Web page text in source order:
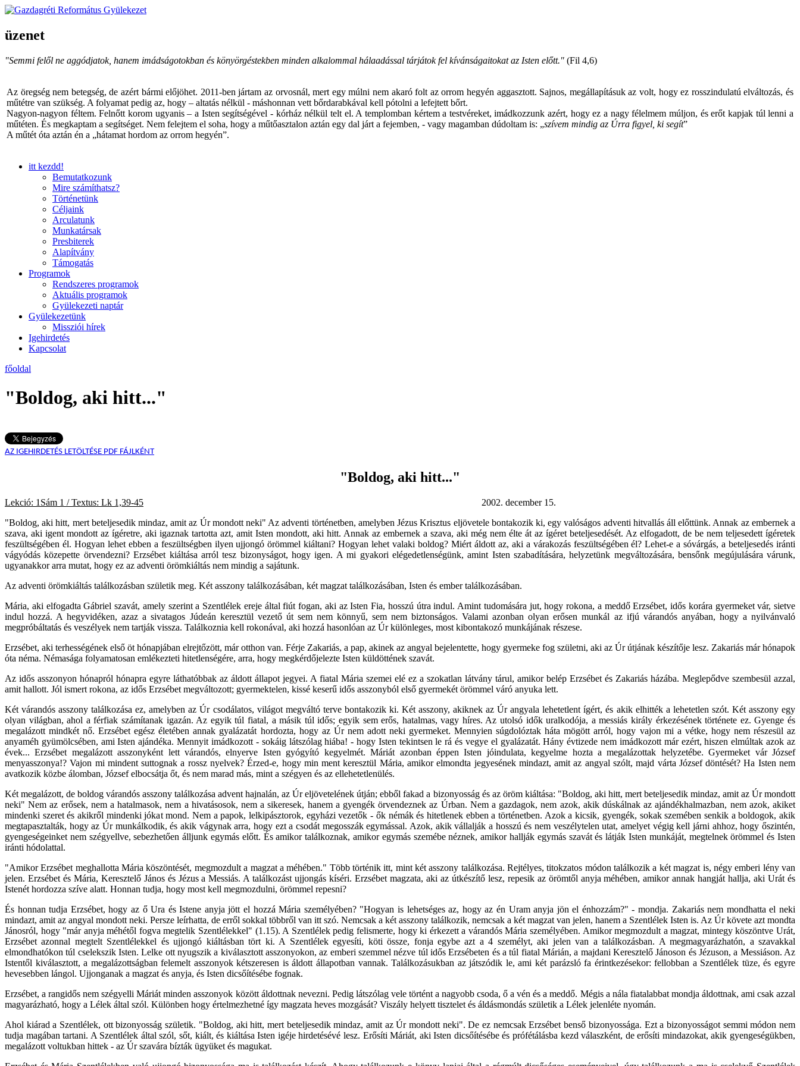
üzenet
"Semmi felől ne aggódjatok, hanem imádságotokban és könyörgéstekben minden alkalommal hálaadással tárjátok fel kívánságaitokat az Isten előtt." (Fil 4,6)
Az öregség nem betegség, de azért bármi előjöhet. 2011-ben jártam az orvosnál, mert egy múlni nem akaró folt az orrom hegyén aggasztott. Sajnos, megállapításuk az volt, hogy ez rosszindulatú elváltozás, és
műtétre van szükség. A folyamat pedig az, hogy – altatás nélkül - máshonnan vett bőrdarabkával kell pótolni a lefejtett bőrt.
Nagyon-nagyon féltem. Felnőtt korom ugyanis – a Isten segítségével - kórház nélkül telt el. A templomban kértem a testvéreket, imádkozzunk azért, hogy ez a nagy félelmem múljon, és erőt kapjak túl lenni a
műtéten. És megkaptam a segítséget. Nem felejtem el soha, hogy a műtőasztalon aztán egy dal járt a fejemben, - vagy magamban dúdoltam is: „szívem mindig az Úrra figyel, ki segít”
A műtét óta aztán én a „hátamat hordom az orrom hegyén”.
itt kezdd!
Bemutatkozunk
Mire számíthatsz?
Történetünk
Céljaink
Arculatunk
Munkatársak
Presbiterek
Alapítvány
Támogatás
Programok
Rendszeres programok
Aktuális programok
Gyülekezeti naptár
Gyülekezetünk
Missziói hírek
Igehirdetés
Kapcsolat
főoldal
"Boldog, aki hitt..."
AZ IGEHIRDETÉS LETÖLTÉSE PDF FÁJLKÉNT
"Boldog, aki hitt..."
Lekció: 1Sám 1 / Textus: Lk 1,39-45 2002. december 15.
"Boldog, aki hitt, mert beteljesedik mindaz, amit az Úr mondott neki" Az adventi történetben, amelyben Jézus Krisztus eljövetele bontakozik ki, egy valóságos adventi hitvallás áll előttünk. Annak az embernek a
szava, aki igent mondott az ígéretre, aki igaznak tartotta azt, amit Isten mondott, aki hitt. Annak az embernek a szava, aki még nem élte át az ígéret beteljesedését. Az elfogadott, de be nem teljesedett ígéretek
feszültségében él. Hogyan lehet ebben a feszültségben ilyen ujjongó örömmel kiáltani? Hogyan lehet valaki boldog? Miért áldott az, aki a várakozás feszültségében él? Lehet-e a sóvárgás, a beteljesedés iránti
vágyódás közepette örvendezni? Erzsébet kiáltása arról tesz bizonyságot, hogy igen. A mi gyakori elégedetlenségünk, amint Isten szabadítására, helyzetünk megváltozására, bensőnk megújulására várunk,
ugyanakkor arra mutat, hogy ez az adventi örömkiáltás nem mindig a sajátunk.
Az adventi örömkiáltás találkozásban születik meg. Két asszony találkozásában, két magzat találkozásában, Isten és ember találkozásában.
Mária, aki elfogadta Gábriel szavát, amely szerint a Szentlélek ereje által fiút fogan, aki az Isten Fia, hosszú útra indul. Amint tudomására jut, hogy rokona, a meddő Erzsébet, idős korára gyermeket vár, sietve
indul hozzá. A hegyvidéken, azaz a sivatagos Júdeán keresztül vezető út sem nem könnyű, sem nem biztonságos. Valami azonban olyan erősen munkál az ifjú várandós anyában, hogy a nyilvánvaló
megpróbáltatás és veszélyek nem tartják vissza. Találkoznia kell rokonával, aki hozzá hasonlóan az Úr különleges, most kibontakozó munkájának részese.
Erzsébet, aki terhességének első öt hónapjában elrejtőzött, már otthon van. Férje Zakariás, a pap, akinek az angyal bejelentette, hogy gyermeke fog születni, aki az Úr útjának készítője lesz. Zakariás már hónapok
óta néma. Némasága folyamatosan emlékezteti hitetlenségére, arra, hogy megkérdőjelezte Isten küldöttének szavát.
Az idős asszonyon hónapról hónapra egyre láthatóbbak az áldott állapot jegyei. A fiatal Mária szemei elé ez a szokatlan látvány tárul, amikor belép Erzsébet és Zakariás házába. Meglepődve szembesül azzal,
amit hallott. Jól ismert rokona, az idős Erzsébet megváltozott; gyermektelen, kissé keserű idős asszonyból első gyermekét örömmel váró anyuka lett.
Két várandós asszony találkozása ez, amelyben az Úr csodálatos, világot megváltó terve bontakozik ki. Két asszony, akiknek az Úr angyala lehetetlent ígért, és akik elhitték a lehetetlen szót. Két asszony egy
olyan világban, ahol a férfiak számítanak igazán. Az egyik túl fiatal, a másik túl idős; egyik sem erős, hatalmas, vagy híres. Az utolsó idők uralkodója, a messiás király érkezésének története ez. Gyenge és
megalázott mindkét nő. Erzsébet egész életében annak gyalázatát hordozta, hogy az Úr nem adott neki gyermeket. Mennyien súgdolóztak háta mögött arról, hogy vajon mi a vétke, hogy nem részesül az
anyaméh gyümölcsében, ami Isten ajándéka. Mennyit imádkozott - sokáig látszólag hiába! - hogy Isten tekintsen le rá és vegye el gyalázatát. Hány évtizede nem imádkozott már ezért, hiszen elmúltak azok az
évek... Erzsébet megalázott asszonyként lett várandós, elnyerve Isten gyógyító kegyelmét. Máriát azonban éppen Isten jóindulata, kegyelme hozta a megalázottak helyzetébe. Gyermeket vár József
menyasszonya!? Vajon mi mindent suttognak a rossz nyelvek? Érzed-e, hogy min ment keresztül Mária, amikor elmondta jegyesének mindazt, amit az angyal szólt, majd várta József döntését? Ha Isten nem
avatkozik közbe álomban, József elbocsátja őt, és nem marad más, mint a szégyen és az ellehetetlenülés.
Két megalázott, de boldog várandós asszony találkozása advent hajnalán, az Úr eljövetelének útján; ebből fakad a bizonyosság és az öröm kiáltása: "Boldog, aki hitt, mert beteljesedik mindaz, amit az Úr mondott
neki" Nem az erősek, nem a hatalmasok, nem a hivatásosok, nem a sikeresek, hanem a gyengék örvendeznek az Úrban. Nem a gazdagok, nem azok, akik dúskálnak az ajándékhalmazban, nem azok, akiket
mindenki szeret és akikről mindenki jókat mond. Nem a papok, lelkipásztorok, egyházi vezetők - ők némák és hitetlenek ebben a történetben. Azok a kicsik, gyengék, sokak szemében senkik a boldogok, akik
megtapasztalták, hogy az Úr munkálkodik, és akik vágynak arra, hogy ezt a csodát megosszák egymással. Azok, akik vállalják a hosszú és nem veszélytelen utat, amelyet végig kell járni ahhoz, hogy őszintén,
gyengeségeinket nem szégyellve, sebezhetően álljunk egymás előtt. És amikor találkoznak, amikor egymás szemébe néznek, amikor hallják egymás szavát és látják Isten munkáját, megtelnek örömmel és Isten
iránti hódolattal.
"Amikor Erzsébet meghallotta Mária köszöntését, megmozdult a magzat a méhében." Több történik itt, mint két asszony találkozása. Rejtélyes, titokzatos módon találkozik a két magzat is, négy emberi lény van
jelen. Erzsébet és Mária, Keresztelő János és Jézus a Messiás. A találkozást ujjongás kíséri. Erzsébet magzata, aki az útkészítő lesz, repesik az örömtől anyja méhében, amikor annak hangját hallja, aki Urát és
Istenét hordozza szíve alatt. Honnan tudja, hogy most kell megmozdulni, örömmel repesni?
És honnan tudja Erzsébet, hogy az ő Ura és Istene anyja jött el hozzá Mária személyében? "Hogyan is lehetséges az, hogy az én Uram anyja jön el énhozzám?" - mondja. Zakariás nem mondhatta el neki
mindazt, amit az angyal mondott neki. Persze leírhatta, de erről sokkal többről van itt szó. Nemcsak a két asszony találkozik, nemcsak a két magzat van jelen, hanem a Szentlélek Isten is. Az Úr követe azt mondta
Jánosról, hogy "már anyja méhétől fogva megtelik Szentlélekkel" (1.15). A Szentlélek pedig felismerte, hogy ki érkezett a várandós Mária személyében. Amikor megmozdult a magzat, mintegy köszöntve Urát,
Erzsébet azonnal megtelt Szentlélekkel és ujjongó kiáltásban tört ki. A Szentlélek egyesíti, köti össze, fonja egybe azt a 4 személyt, aki jelen van a találkozásban. A megmagyarázhatón, a szavakkal
elmondhatókon túl cselekszik Isten. Lelke ott nyugszik a kiválasztott asszonyokon, az emberi szemmel nézve túl idős Erzsébeten és a túl fiatal Márián, a majdani Keresztelő Jánoson és Jézuson, a Messiáson. Az
Istentől kiválasztott, a megalázottságban felemelt asszonyok kétszeresen is áldott állapotban vannak. Találkozásukban az játszódik le, ami két parázsló fa érintkezésekor: fellobban a Szentlélek tüze, és egyre
hevesebben lángol. Ujjonganak a magzat és anyja, és Isten dicsőítésébe fognak.
Erzsébet, a rangidős nem szégyelli Máriát minden asszonyok között áldottnak nevezni. Pedig látszólag vele történt a nagyobb csoda, ő a vén és a meddő. Mégis a nála fiatalabbat mondja áldottnak, ami csak azzal
magyarázható, hogy a Lélek által szól. Különben hogy értelmezhetné így magzata heves mozgását? Viszály helyett tisztelet és áldásmondás születik a Lélek jelenléte nyomán.
Ahol kiárad a Szentlélek, ott bizonyosság születik. "Boldog, aki hitt, mert beteljesedik mindaz, amit az Úr mondott neki". De ez nemcsak Erzsébet benső bizonyossága. Ezt a bizonyosságot semmi módon nem
tudja magában tartani. A Szentlélek által szól, sőt, kiált, és kiáltása Isten igéje hirdetésévé lesz. Erősíti Máriát, aki Isten dicsőítésébe és prófétálásba kezd válaszként, de erősíti mindazokat, akik gyengeségükben,
megalázott voltukban hittek - az Úr szavára bízták ügyüket és magukat.